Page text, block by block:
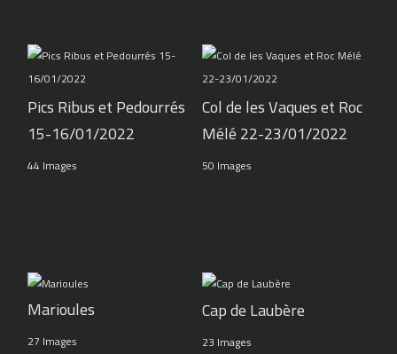
Pics Ribus et Pedourrés
15-16/01/2022
44 Images
Col de les Vaques et Roc
Mélé 22-23/01/2022
50 Images
Marioules
27 Images
Cap de Laubère
23 Images